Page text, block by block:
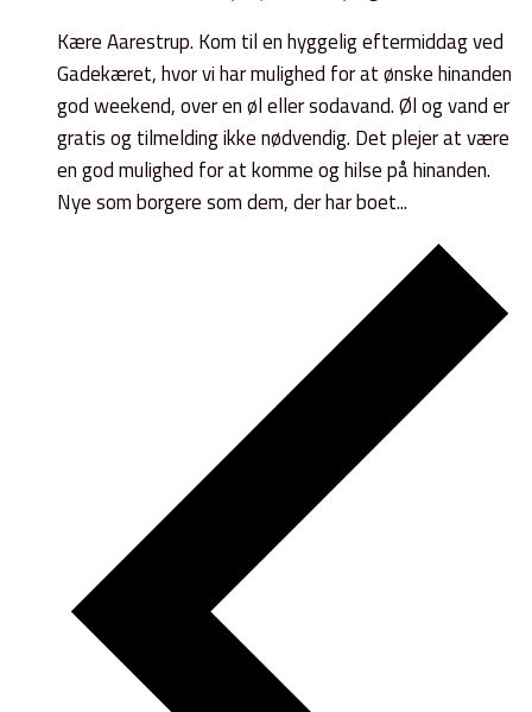
Kære Aarestrup. Kom til en hyggelig eftermiddag ved
Gadekæret, hvor vi har mulighed for at ønske hinanden
god weekend, over en øl eller sodavand. Øl og vand er
gratis og tilmelding ikke nødvendig. Det plejer at være
en god mulighed for at komme og hilse på hinanden.
Nye som borgere som dem, der har boet...